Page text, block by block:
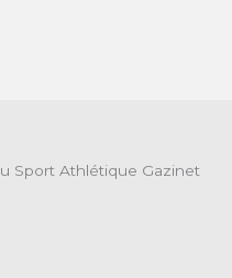
Sport Athlétique Gazinet